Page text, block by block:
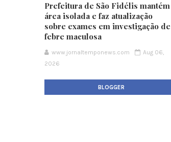
Prefeitura de São Fidélis mantém
área isolada e faz atualização
sobre exames em investigação de
febre maculosa
www.jornaltemponews.com
Aug 06,
2026
BLOGGER